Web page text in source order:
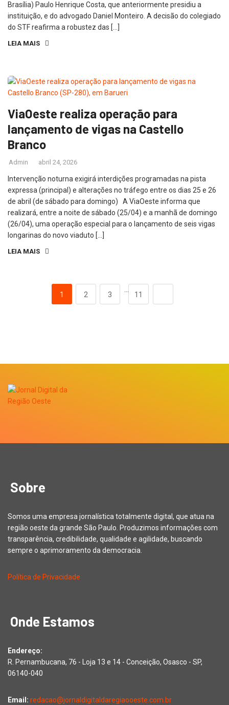
Brasília) Paulo Henrique Costa, que anteriormente presidiu a
instituição, e do advogado Daniel Monteiro. A decisão do colegiado
do STF reafirma a robustez das […]
LEIA MAIS
ViaOeste realiza operação para
lançamento de vigas na Castello
Branco
Admin abril 24, 2026
Intervenção noturna exigirá interdições programadas na pista
expressa (principal) e alterações no tráfego entre os dias 25 e 26
de abril (de sábado para domingo) A ViaOeste informa que
realizará, entre a noite de sábado (25/04) e a manhã de domingo
(26/04), uma operação especial para o lançamento de seis vigas
longarinas do novo viaduto […]
LEIA MAIS
1 2 3 11
Sobre
Somos uma empresa jornalística totalmente digital, que atua na
região oeste da grande São Paulo. Produzimos informações com
transparência, credibilidade, qualidade e agilidade, buscando
sempre o aprimoramento da democracia.
Política de Privacidade
Onde Estamos
Endereço:
R. Pernambucana, 76 - Loja 13 e 14 - Conceição, Osasco - SP,
06140-040
Email: redacao@jornaldigitaldaregiaooeste.com.br